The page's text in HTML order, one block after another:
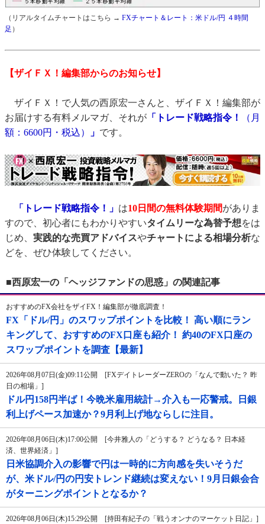
（リアルタイムチャートはこちら → FXチャート＆レート：米ドル/円 ４時間
足 ）
【ザイＦＸ！編集部からのお知らせ】
ザイＦＸ！で人気の西原宏一さんと、ザイＦＸ！編集部が
お届けする有料メルマガ、それが 「トレード戦略指令！
（月
額：6600円・税込）
」 です。
「トレード戦略指令！」 は10日間の無料体験期間がありま
すので、初心者にもわかりやすいタイムリーな為替予想をは
じめ、 実践的な売買アドバイスやチャートによる相場分析な
どを、ぜひ体験してください。
■西原宏一の「ヘッジファンドの思惑」の関連記事
おすすめのFX会社をザイFX！編集部が徹底調査！
FX「ドル/円」のスワップポイントを比較！ 高い順にラン
キングして、おすすめのFX口座も紹介！ 約40のFX口座の
スワップポイントを調査【最新】
2026年08月07日(金)09:11公開 [FXデイトレーダーZEROの「なんで動いた？ 昨
日の相場」]
ドル円158円半ば！今晩米雇用統計→介入も一応警戒。日銀
利上げペース加速か？9月利上げ地ならしに注目。
2026年08月06日(木)17:00公開 [今井雅人の「どうする？ どうなる？ 日本経
済、世界経済」]
日米協調介入の影響で円は一時的に方向感を失いそうだ
が、米ドル/円の円安トレンド継続は変えない！9月日銀会合
がターニングポイントとなるか？
2026年08月06日(木)15:29公開 [持田有紀子の「戦うオンナのマーケット日記」]